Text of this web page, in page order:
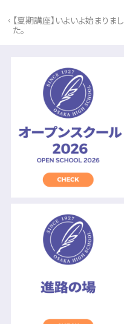
‹ 【夏期講座】いよいよ始まりまし
た。